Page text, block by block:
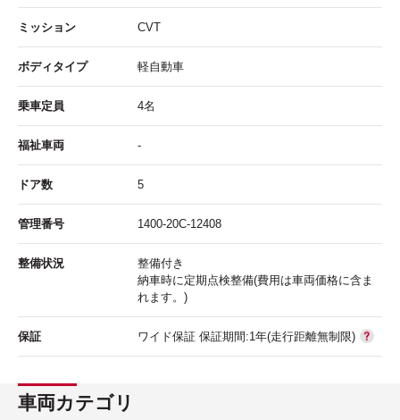
ミッション CVT
ボディタイプ 軽自動車
乗車定員 4名
福祉車両 -
ドア数 5
管理番号 1400-20C-12408
整備状況
整備付き
納車時に定期点検整備(費用は車両価格に含ま
れます。)
保証 ワイド保証 保証期間:1年(走行距離無制限)
車両カテゴリ